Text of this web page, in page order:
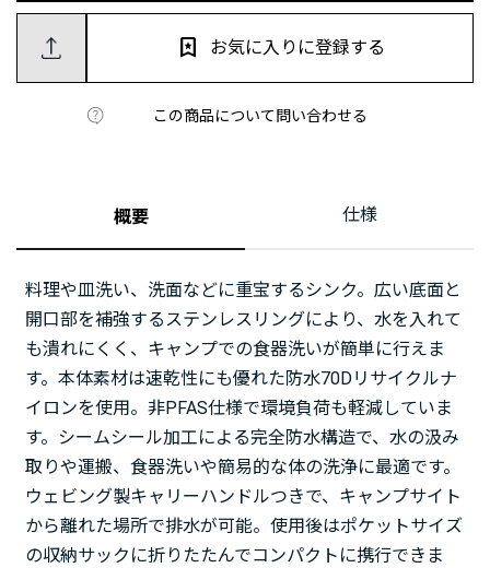
この商品について問い合わせる
お気に入りに登録する
概要 仕様
料理や皿洗い、洗面などに重宝するシンク。広い底面と
開口部を補強するステンレスリングにより、水を入れて
も潰れにくく、キャンプでの食器洗いが簡単に行えま
す。本体素材は速乾性にも優れた防水70Dリサイクルナ
イロンを使用。非PFAS仕様で環境負荷も軽減していま
す。シームシール加工による完全防水構造で、水の汲み
取りや運搬、食器洗いや簡易的な体の洗浄に最適です。
ウェビング製キャリーハンドルつきで、キャンプサイト
から離れた場所で排水が可能。使用後はポケットサイズ
の収納サックに折りたたんでコンパクトに携行できま